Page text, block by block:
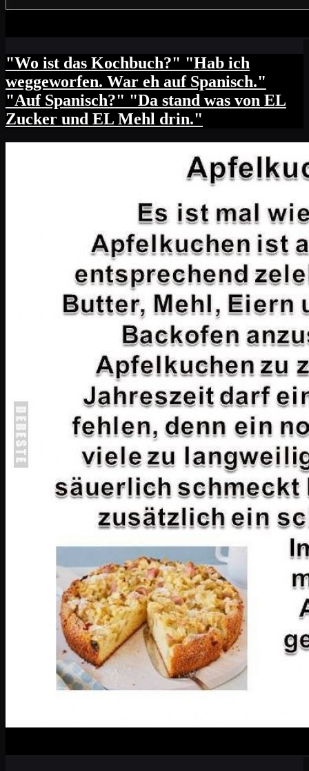
"Wo ist das Kochbuch?" "Hab ich
weggeworfen. War eh auf Spanisch."
"Auf Spanisch?" "Da stand was von EL
Zucker und EL Mehl drin."